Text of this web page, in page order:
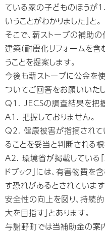
ている家の子どものほうが
いうことがわかりました』と。
そこで、薪ストーブの補助
建築(耐震化リフォームを含
うことを提案します。
今後も薪ストーブに公金を
ついてご回答をお願いいたし
Q1. JECSの調査結果を把握
A1. 把握しておりません。
Q2. 健康被害が指摘されて
ることを妥当と判断される
A2. 環境省が掲載している
ドブック」には、有害物質
す恐れがあるとされていま
安全性の向上を図り、持続
大を目指す」とあります。
与謝野町では当補助金の案